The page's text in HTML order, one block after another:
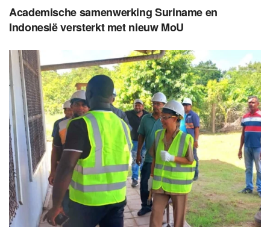
Academische samenwerking Suriname en
Indonesië versterkt met nieuw MoU